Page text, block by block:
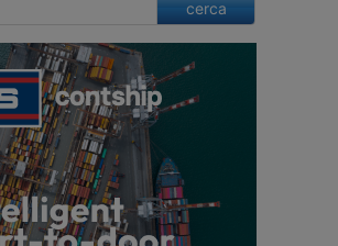
cerca